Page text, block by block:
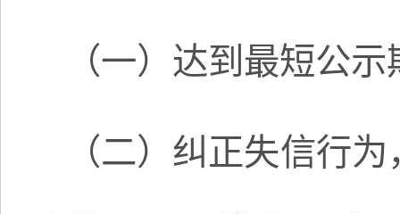
（一）达到最短公
（二）纠正失信行